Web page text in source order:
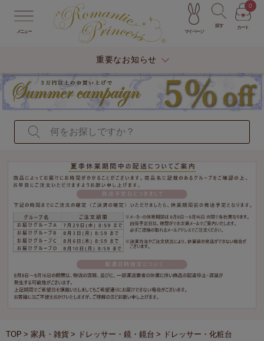
メニュー マイページ
探す カート
0
重要なお知らせ
TOP 家具・雑貨 ドレッサー・鏡・鏡台
ドレッサー・化粧台